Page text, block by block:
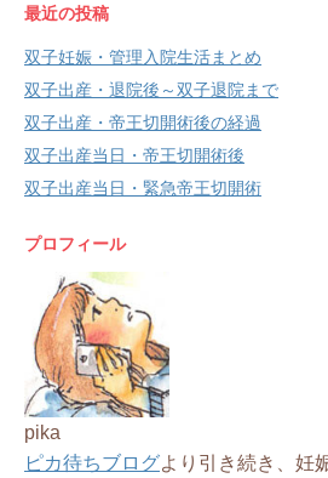
最近の投稿
双子妊娠・管理入院生活まとめ
双子出産・退院後～双子退院まで
双子出産・帝王切開術後の経過
双子出産当日・帝王切開術後
双子出産当日・緊急帝王切開術
プロフィール
pika
ピカ待ちブログより引き続き、妊